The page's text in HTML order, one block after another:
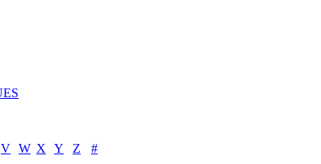
V W X Y Z
#